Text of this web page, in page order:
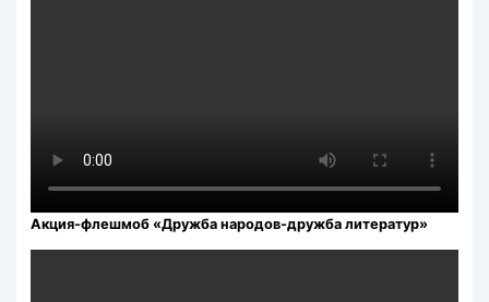
Акция-флешмоб «Дружба народов-дружба литератур»